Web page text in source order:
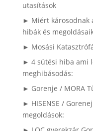
utasítások
► Miért károsodnak
hibák és
► Mosási
► 4 sütési hiba ami
meghibásodás:
► Gorenje / MORA
► HISENSE /
megoldások: